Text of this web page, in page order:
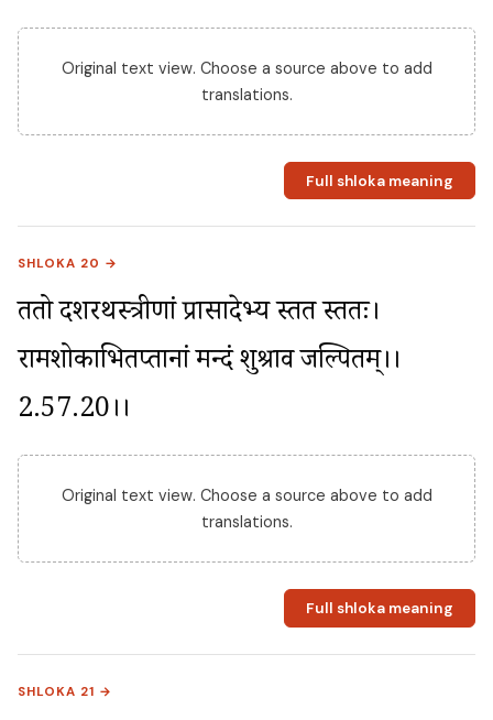
Original text view. Choose a source above to add
translations.
Full shloka meaning
SHLOKA 20 →
ततो दशरथस्त्रीणां प्रासादेभ्य स्तत स्ततः।
रामशोकाभितप्तानां मन्दं शुश्राव जल्पितम्।।
2.57.20।।
Original text view. Choose a source above to add
translations.
Full shloka meaning
SHLOKA 21 →